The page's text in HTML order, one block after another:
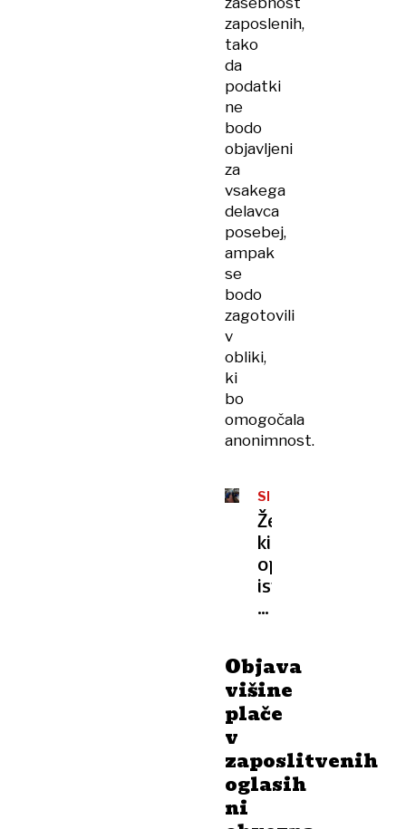
zaposlenih,
tako
da
podatki
ne
bodo
objavljeni
za
vsakega
delavca
posebej,
ampak
se
bodo
zagotovili
v
obliki,
ki
bo
omogočala
anonimnost.
SLOVENIJA
Ženska,
ki
opravlja
isti
poklic
delodajalcu,
zasluži
15
manj
kot
Objava
višine
plače
v
zaposlitvenih
oglasih
ni